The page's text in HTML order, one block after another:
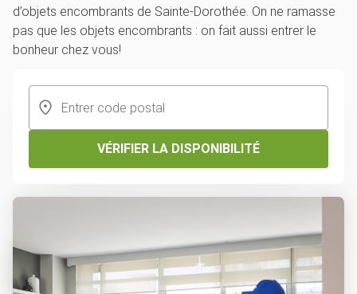
d’objets encombrants de Sainte-Dorothée. On ne ramasse
pas que les objets encombrants : on fait aussi entrer le
bonheur chez vous!
VÉRIFIER LA DISPONIBILITÉ